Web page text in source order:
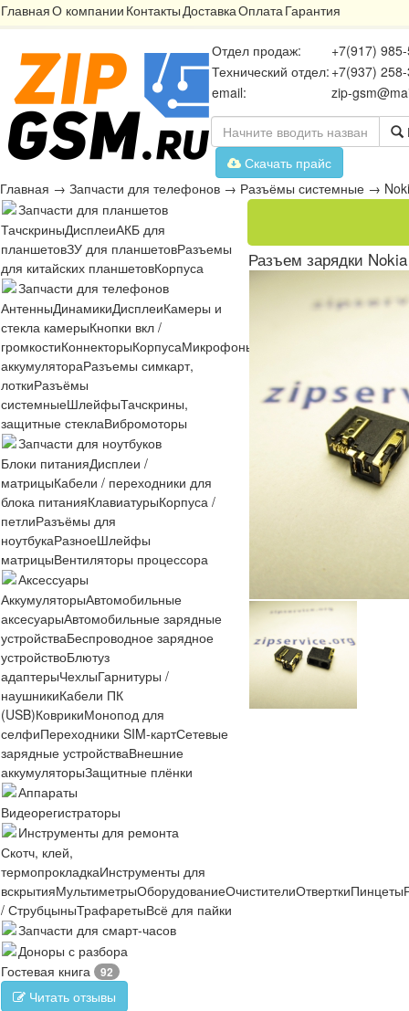
ГлавнаяО компании КонтактыДоставкаОплатаГарантия
Отдел продаж:
+7(917)
Технический отдел: +7(937)
email:
zip-
Скачать прайс
Главная → Запчасти для телефонов → Разъёмы системные →
Запчасти для планшетов
ТачскриныДисплеиАКБ для
планшетовЗУ для планшетовРазъемы
для китайских планшетовКорпуса
Запчасти для телефонов
АнтенныДинамикиДисплеиКамеры и
стекла камерыКнопки вкл /
громкостиКоннекторыКорпусаМикрофоны
аккумулятораРазъемы симкарт,
лоткиРазъёмы
системныеШлейфыТачскрины,
защитные стеклаВибромоторы
Запчасти для ноутбуков
Блоки питанияДисплеи /
матрицыКабели / переходники для
блока питанияКлавиатурыКорпуса /
петлиРазъёмы для
ноутбукаРазноеШлейфы
матрицыВентиляторы процессора
Аксессуары
АккумуляторыАвтомобильные
аксесуарыАвтомобильные зарядные
устройстваБеспроводное зарядное
устройствоБлютуз
адаптерыЧехлыГарнитуры /
наушникиКабели ПК
(USB)КоврикиМонопод для
селфиПереходники SIM-картСетевые
зарядные устройстваВнешние
аккумуляторыЗащитные плёнки
Аппараты
Видеорегистраторы
Инструменты для ремонта
Скотч, клей,
термопрокладкаИнструменты для
вскрытияМультиметрыОборудованиеОчистителиОтверткиПинцеты
/ СтрубцыныТрафаретыВсё для пайки
Запчасти для смарт-часов
Доноры с разбора
Гостевая книга
92
Читать отзывы
Разъем зарядки